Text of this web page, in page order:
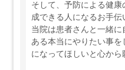
そして、予防による健
成できる人になるお手伝
当院は患者さんと一緒
ある本当にやりたい事
になってほしいと心から